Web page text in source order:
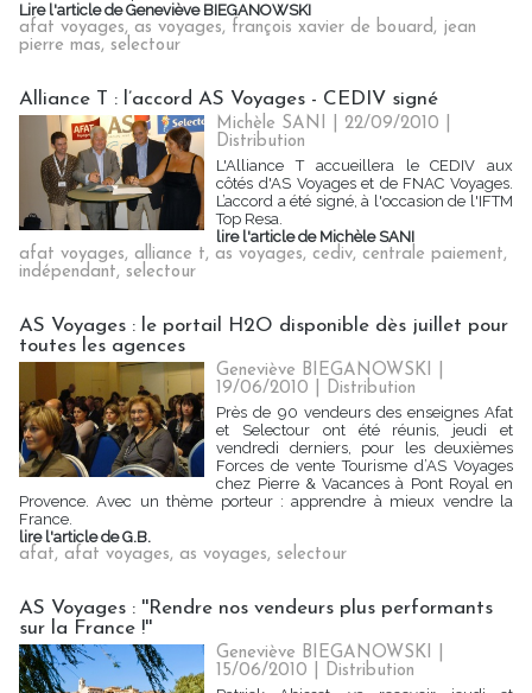
Lire l'article de Geneviève BIEGANOWSKI
afat voyages, as voyages, françois xavier de bouard, jean
pierre mas, selectour
Alliance T : l’accord AS Voyages - CEDIV signé
Michèle SANI | 22/09/2010
Distribution
L'Alliance T accueillera le CEDIV aux
côtés d'AS Voyages et de FNAC Voyages.
L’accord a été signé, à l'occasion de l'IFTM
Top Resa.
lire l'article de Michèle SANI
afat voyages, alliance t, as voyages, cediv, centrale paiement,
indépendant, selectour
AS Voyages : le portail H2O disponible dès juillet pour
toutes les agences
Geneviève BIEGANOWSKI |
19/06/2010
Distribution
Près de 90 vendeurs des enseignes Afat
et Selectour ont été réunis, jeudi et
vendredi derniers, pour les deuxièmes
Forces de vente Tourisme d’AS Voyages
chez Pierre & Vacances à Pont Royal en
Provence. Avec un thème porteur : apprendre à mieux vendre la
France.
lire l'article de G.B.
afat, afat voyages, as voyages, selectour
AS Voyages : ''Rendre nos vendeurs plus performants
sur la France !''
Geneviève BIEGANOWSKI |
15/06/2010
Distribution